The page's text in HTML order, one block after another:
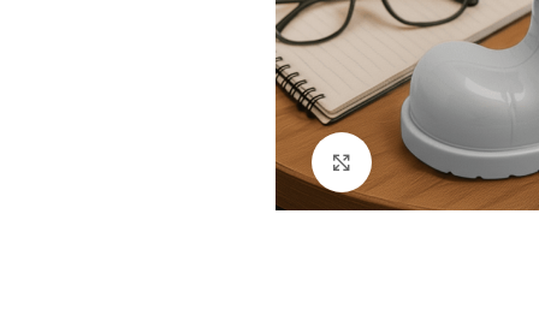
Büyütmek için tıklayın